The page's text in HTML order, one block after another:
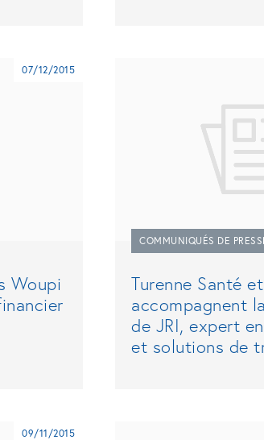
07/12/2015
Woupi
COMMUNIQUÉS DE
Turenne Santé
accompagnent
de JRI, expert
et solutions de
09/11/2015